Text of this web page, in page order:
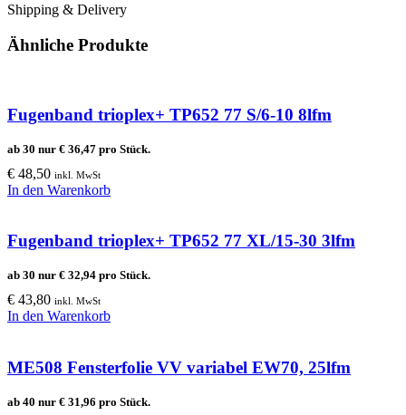
Shipping & Delivery
Ähnliche Produkte
Fugenband trioplex+ TP652 77 S/6-10 8lfm
ab 30 nur € 36,47 pro Stück.
€ 48,50 inkl. MwSt
In den Warenkorb
Fugenband trioplex+ TP652 77 XL/15-30 3lfm
ab 30 nur € 32,94 pro Stück.
€ 43,80 inkl. MwSt
In den Warenkorb
ME508 Fensterfolie VV variabel EW70, 25lfm
ab 40 nur € 31,96 pro Stück.